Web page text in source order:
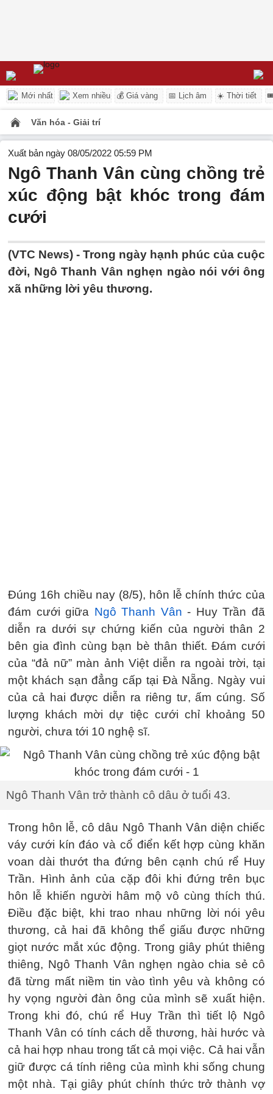
Mới nhất Xem nhiều 💰 Giá vàng 📅 Lịch âm ☀️ Thời tiết
Văn hóa - Giải trí
Xuất bản ngày 08/05/2022 05:59 PM
Ngô Thanh Vân cùng chồng trẻ
xúc động bật khóc trong đám
cưới
(VTC News) - Trong ngày hạnh phúc của cuộc
đời, Ngô Thanh Vân nghẹn ngào nói với ông
xã những lời yêu thương.
Đúng 16h chiều nay (8/5), hôn lễ chính thức của
đám cưới giữa Ngô Thanh Vân - Huy Trần đã
diễn ra dưới sự chứng kiến của người thân 2
bên gia đình cùng bạn bè thân thiết. Đám cưới
của “đả nữ” màn ảnh Việt diễn ra ngoài trời, tại
một khách sạn đẳng cấp tại Đà Nẵng. Ngày vui
của cả hai được diễn ra riêng tư, ấm cúng. Số
lượng khách mời dự tiệc cưới chỉ khoảng 50
người, chưa tới 10 nghệ sĩ.
Ngô Thanh Vân trở thành cô dâu ở tuổi 43.
Trong hôn lễ, cô dâu Ngô Thanh Vân diện chiếc
váy cưới kín đáo và cổ điển kết hợp cùng khăn
voan dài thướt tha đứng bên cạnh chú rể Huy
Trần. Hình ảnh của cặp đôi khi đứng trên bục
hôn lễ khiến người hâm mộ vô cùng thích thú.
Điều đặc biệt, khi trao nhau những lời nói yêu
thương, cả hai đã không thể giấu được những
giọt nước mắt xúc động. Trong giây phút thiêng
thiêng, Ngô Thanh Vân nghẹn ngào chia sẻ cô
đã từng mất niềm tin vào tình yêu và không có
hy vọng người đàn ông của mình sẽ xuất hiện.
Trong khi đó, chú rể Huy Trần thì tiết lộ Ngô
Thanh Vân có tính cách dễ thương, hài hước và
cả hai hợp nhau trong tất cả mọi việc. Cả hai vẫn
giữ được cá tính riêng của mình khi sống chung
một nhà. Tại giây phút chính thức trở thành vợ